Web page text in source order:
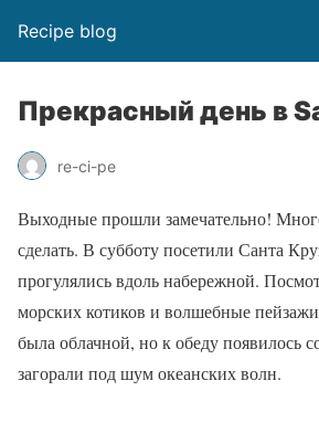
Recipe blog
Прекрасный день в
re-ci-pe
Выходные прошли замечательно!
сделать. В субботу посетили Санта
прогулялись вдоль набережной.
морских котиков и волшебные
была облачной, но к обеду появилось
загорали под шум океанских волн.